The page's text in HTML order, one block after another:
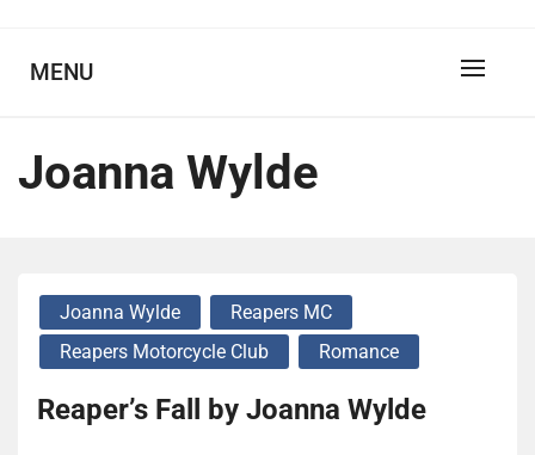
MENU
Joanna Wylde
Joanna Wylde
Reapers MC
Reapers Motorcycle Club
Romance
Reaper’s Fall by Joanna Wylde